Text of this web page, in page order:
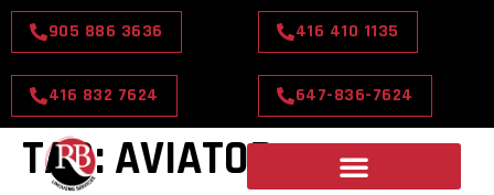
905 886 3636 416 410 1135
416 832 7624 647-836-7624
TAG: AVIATOR